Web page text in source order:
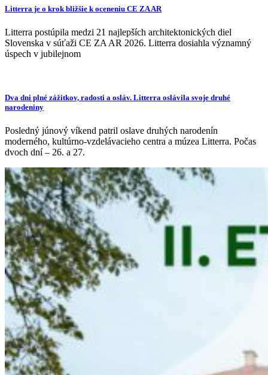
Litterra je o krok bližšie k oceneniu CE ZA AR
Litterra postúpila medzi 21 najlepších architektonických diel
Slovenska v súťaži CE ZA AR 2026. Litterra dosiahla významný
úspech v jubilejnom
Dva dni plné zážitkov, radosti a osláv. Litterra oslávila svoje druhé
narodeniny
Posledný júnový víkend patril oslave druhých narodenín
moderného, kultúrno-vzdelávacieho centra a múzea Litterra. Počas
dvoch dní – 26. a 27.